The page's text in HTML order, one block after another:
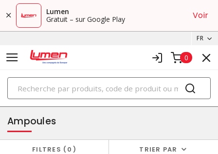
Lumen
Gratuit – sur Google Play
Voir
FR
0
PRODUITS
éclairage
Ampoules
FILTRES 0 TRIER PAR